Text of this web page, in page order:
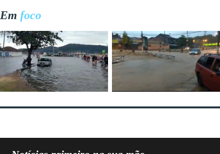
Em foco